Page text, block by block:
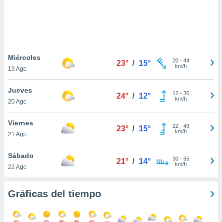
únicos
similares
este sitio
IP
de
posible
interés
Para
su
Miércoles
19 Ago
23° / 15° 20- 44
km/h
Jueves
20 Ago
24° / 12° 12- 36
km/h
Viernes
21 Ago
23° / 15° 22- 49
km/h
Sábado
22 Ago
21° / 14° 30- 65
km/h
Gráficas del tiempo